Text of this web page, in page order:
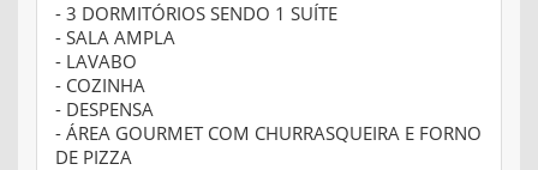
- 3 DORMITÓRIOS SENDO 1 SUÍTE
- SALA AMPLA
- LAVABO
- COZINHA
- DESPENSA
- ÁREA GOURMET COM CHURRASQUEIRA E FORNO
DE PIZZA